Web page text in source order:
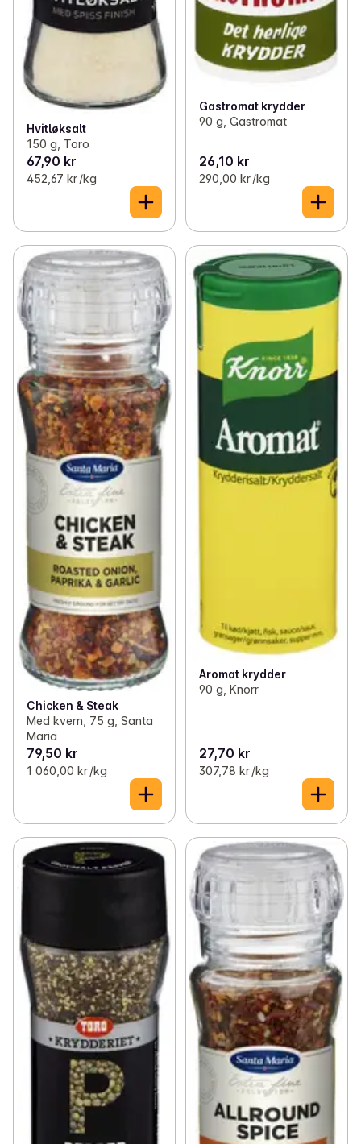
Hvitløksalt
150 g, Toro
67,90 kr
452,67 kr /kg
Gastromat krydder
90 g, Gastromat
26,10 kr
290,00 kr /kg
Chicken & Steak
Med kvern, 75 g, Santa
Maria
79,50 kr
1 060,00 kr /kg
Aromat krydder
90 g, Knorr
27,70 kr
307,78 kr /kg